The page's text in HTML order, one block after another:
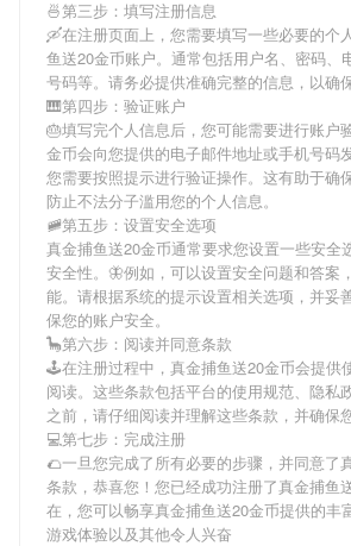
🍜第三步：填写注册信息
🛶在注册页面上，您需要填写一些必要的个
鱼送20金币账户。通常包括用户名、密码、
号码等。请务必提供准确完整的信息，以确
🎹第四步：验证账户
🎂填写完个人信息后，您可能需要进行账户验
金币会向您提供的电子邮件地址或手机号码
您需要按照提示进行验证操作。这有助于确
防止不法分子滥用您的个人信息。
🚞第五步：设置安全选项
真金捕鱼送20金币通常要求您设置一些安全
安全性。🦋例如，可以设置安全问题和答案
能。请根据系统的提示设置相关选项，并妥
保您的账户安全。
🦕第六步：阅读并同意条款
🕹在注册过程中， 真金捕鱼送20金币会提供
阅读。这些条款包括平台的使用规范、隐私
之前，请仔细阅读并理解这些条款，并确保
💻第七步：完成注册
🌮一旦您完成了所有必要的步骤，并同意了
条款，恭喜您！您已经成功注册了真金捕鱼
在，您可以畅享真金捕鱼送20金币提供的丰
游戏体验以及其他令人兴奋